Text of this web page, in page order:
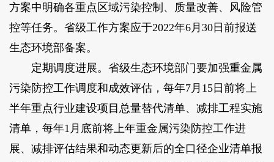
方案中明确各重点区域污染控制、质量改善、风险管
控等任务。省级工作方案应于2022年6月30日前报送
生态环境部备案。
定期调度进展。省级生态环境部门要加强重金属
污染防控工作调度和成效评估，每年7月15日前将上
半年重点行业建设项目总量替代清单、减排工程实施
清单，每年1月底前将上年重金属污染防控工作进
展、减排评估结果和动态更新后的全口径企业清单报